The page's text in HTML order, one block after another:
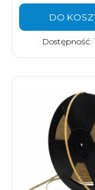
DO
Dostępność: